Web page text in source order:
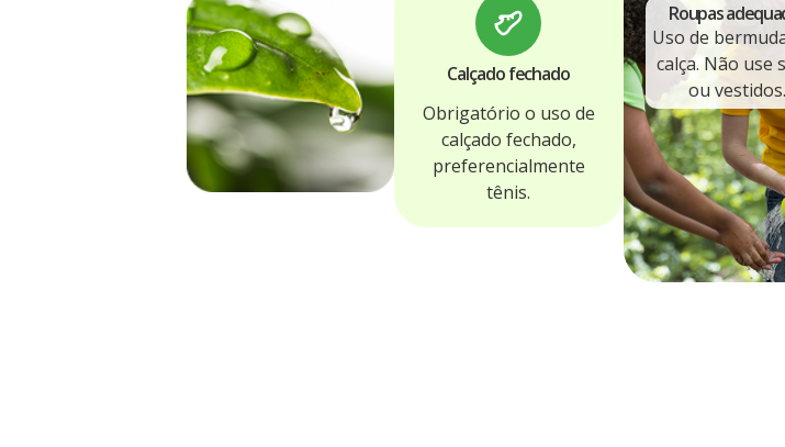
Calçado fechado
Obrigatório o uso de
calçado fechado,
preferencialmente
tênis.
Roupas
Uso de
calça. Não use
ou vestidos.